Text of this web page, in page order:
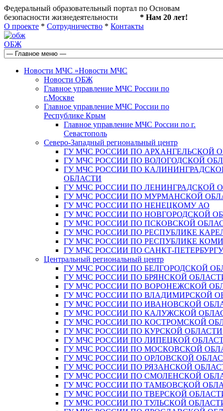
Федеральный образовательный портал по Основам
безопасности жизнедеятельности * Нам 20 лет!
О проекте * Сотрудничество * Контакты
ОБЖ
Новости МЧС »Новости МЧС
Новости ОБЖ
Главное управление МЧС России по
г.Москве
Главное управление МЧС России по
Республике Крым
Главное управление МЧС России по г.
Севастополь
Северо-Западный региональный центр
ГУ МЧС РОССИИ ПО АРХАНГЕЛЬСКОЙ
ГУ МЧС РОССИИ ПО ВОЛОГОДСКОЙ
ГУ МЧС РОССИИ ПО
ОБЛАСТИ
ГУ МЧС РОССИИ ПО ЛЕНИНГРАДСКОЙ
ГУ МЧС РОССИИ ПО МУРМАНСКОЙ
ГУ МЧС РОССИИ ПО НЕНЕЦКОМУ АО
ГУ МЧС РОССИИ ПО НОВГОРОДСКОЙ
ГУ МЧС РОССИИ ПО ПСКОВСКОЙ
ГУ МЧС РОССИИ ПО РЕСПУБЛИКЕ
ГУ МЧС РОССИИ ПО РЕСПУБЛИКЕ КОМИ
ГУ МЧС РОССИИ ПО САНКТ-ПЕТЕРБУРГУ
Центральный региональный центр
ГУ МЧС РОССИИ ПО БЕЛГОРОДСКОЙ
ГУ МЧС РОССИИ ПО БРЯНСКОЙ
ГУ МЧС РОССИИ ПО ВОРОНЕЖСКОЙ
ГУ МЧС РОССИИ ПО ВЛАДИМИРСКОЙ
ГУ МЧС РОССИИ ПО ИВАНОВСКОЙ
ГУ МЧС РОССИИ ПО КАЛУЖСКОЙ
ГУ МЧС РОССИИ ПО КОСТРОМСКОЙ
ГУ МЧС РОССИИ ПО КУРСКОЙ ОБЛАСТИ
ГУ МЧС РОССИИ ПО ЛИПЕЦКОЙ
ГУ МЧС РОССИИ ПО МОСКОВСКОЙ
ГУ МЧС РОССИИ ПО ОРЛОВСКОЙ
ГУ МЧС РОССИИ ПО РЯЗАНСКОЙ
ГУ МЧС РОССИИ ПО СМОЛЕНСКОЙ
ГУ МЧС РОССИИ ПО ТАМБОВСКОЙ
ГУ МЧС РОССИИ ПО ТВЕРСКОЙ
ГУ МЧС РОССИИ ПО ТУЛЬСКОЙ